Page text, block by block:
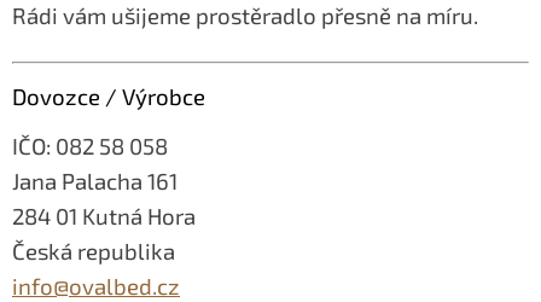
Rádi vám ušijeme prostěradlo přesně na míru.
Dovozce / Výrobce
IČO: 082 58 058
Jana Palacha 161
284 01 Kutná Hora
Česká republika
info@ovalbed.cz